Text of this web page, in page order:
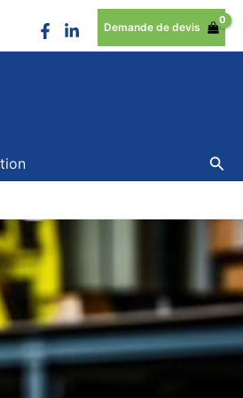
Demande de devis